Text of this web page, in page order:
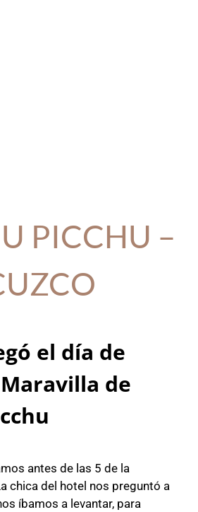
PICCHU –
el día de
de
antes de las 5 de la
chica del hotel nos preguntó a
íbamos a levantar, para